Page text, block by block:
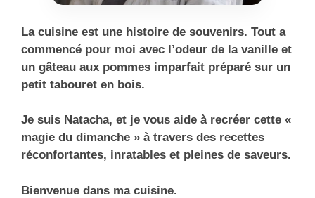
La cuisine est une histoire de souvenirs. Tout a
commencé pour moi avec l’odeur de la vanille et
un gâteau aux pommes imparfait préparé sur un
petit tabouret en bois.
Je suis Natacha, et je vous aide à recréer cette «
magie du dimanche » à travers des recettes
réconfortantes, inratables et pleines de saveurs.
Bienvenue dans ma cuisine.